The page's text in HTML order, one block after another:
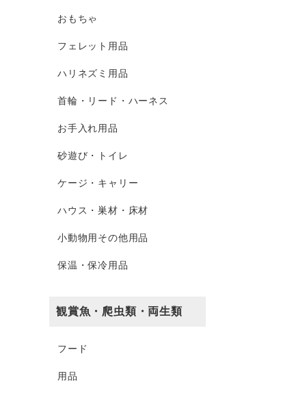
おもちゃ
フェレット用品
ハリネズミ用品
首輪・リード・ハーネス
お手入れ用品
砂遊び・トイレ
ケージ・キャリー
ハウス・巣材・床材
小動物用その他用品
保温・保冷用品
観賞魚・爬虫類・両生類
フード
用品